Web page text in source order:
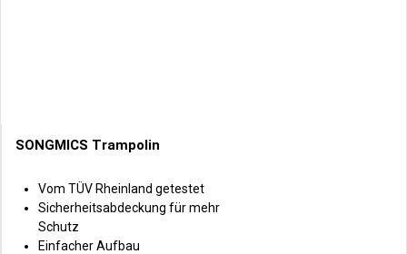
SONGMICS Trampolin
Vom TÜV Rheinland getestet
Sicherheitsabdeckung für mehr
Schutz
Einfacher Aufbau